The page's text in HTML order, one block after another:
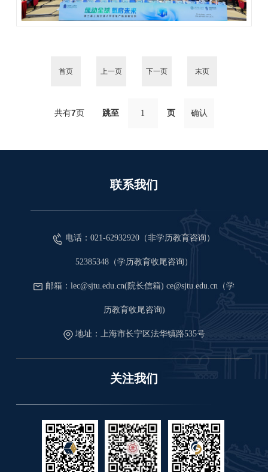
首页 上一页 下一页 末页
共有7页 跳至 页
联系我们
电话：021-62932920（非学历教育咨询）
52385348（学历教育收尾咨询）
邮箱：lec@sjtu.edu.cn(院长信箱) ce@sjtu.edu.cn（学
历教育收尾咨询)
地址：上海市长宁区法华镇路535号
关注我们